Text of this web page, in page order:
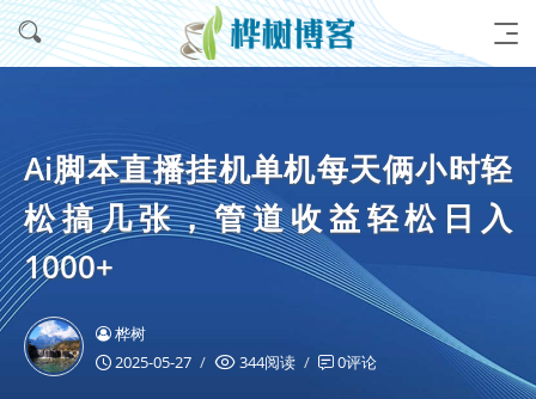
Ai脚本直播挂机单机每天俩小时轻
松搞几张，管道收益轻松日入
1000+
桦树
2025-05-27
344阅读 0评论